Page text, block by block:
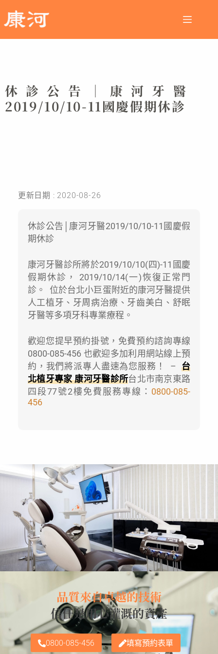
休診公告│康河牙醫
2019/10/10-11國慶假期休診
更新日期 : 2020-08-26
休診公告│康河牙醫2019/10/10-11國慶假
期休診
康河牙醫診所將於2019/10/10(四)-11國慶
假期休診， 2019/10/14(一)恢復正常門
診。 位於台北小巨蛋附近的康河牙醫提供
人工植牙、牙周病治療、牙齒美白、舒眠
牙醫等多項牙科專業療程。
歡迎您提早預約掛號，免費預約諮詢專線
0800-085-456 也歡迎多加利用網站線上預
約，我們將派專人盡速為您服務！ –台
北植牙專家 康河牙醫診所台北市南京東路
四段77號2樓免費服務專線： 0800-085-
456
品質來自卓越的技術
信任是用心灌溉的資產
0800-085-456 填寫預約表單